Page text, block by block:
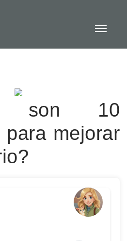
son 10
para mejorar